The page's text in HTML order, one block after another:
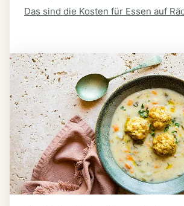
Das sind die Kosten für Essen auf